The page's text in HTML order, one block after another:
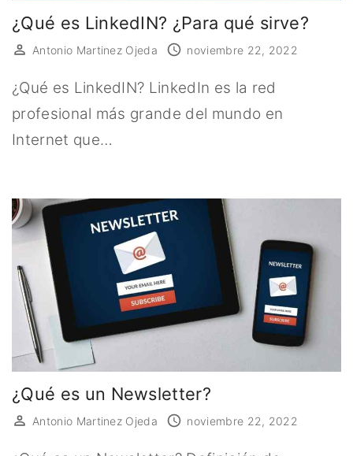
¿Qué es LinkedIN? ¿Para qué sirve?
Antonio Martinez Ojeda noviembre 22, 2022
¿Qué es LinkedIN? LinkedIn es la red
profesional más grande del mundo en
Internet que…
¿Qué es un Newsletter?
Antonio Martinez Ojeda noviembre 22, 2022